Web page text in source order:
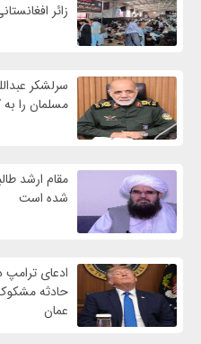
زائر
سرلشکر
مسلمان را
مقام ارشد
شده است
ادعای ترامپ
حادثه
عمان